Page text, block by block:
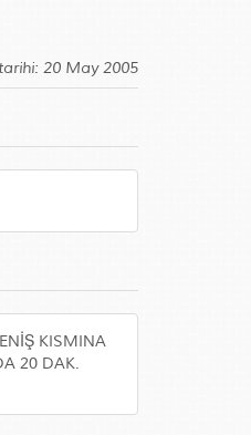
20 May 2005
KISMINA
20 DAK.